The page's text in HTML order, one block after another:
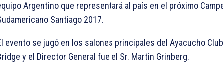
Argentino que representará al país en el próximo
Santiago 2017.
evento se jugó en los salones principales del Ayacucho
y el Director General fue el Sr. Martin Grinberg.